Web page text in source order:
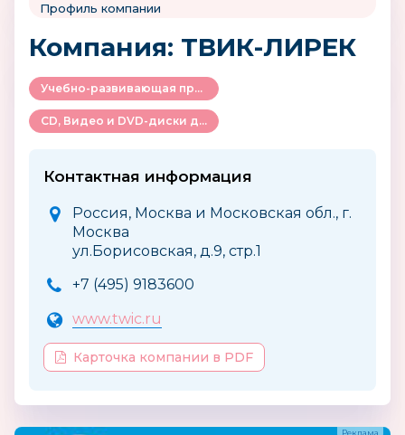
Профиль компании
Компания: ТВИК-ЛИРЕК
Учебно-развивающая продукция для детей
CD, Видео и DVD-диски для детей и родителей
Контактная информация
Россия, Москва и Московская обл., г.
Москва
ул.Борисовская, д.9, стр.1
+7 (495) 9183600
www.twic.ru
Карточка компании в PDF